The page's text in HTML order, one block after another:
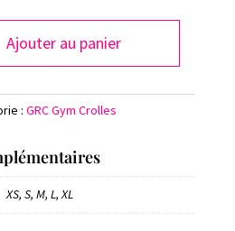
Ajouter au panier
: GRC Gym Crolles
XS, S, M, L, XL